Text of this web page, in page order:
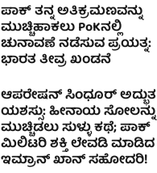
ಪಾಕ್ ತನ್ನ ಅತಿಕ್ರಮಣವನ್ನು
ಮುಚ್ಚಿಹಾಕಲು PoKನಲ್ಲಿ
ಚುನಾವಣೆ ನಡೆಸುವ ಪ್ರಯತ್ನ:
ಭಾರತ ತೀವ್ರ ಖಂಡನೆ
ಆಪರೇಷನ್ ಸಿಂಧೂರ್ ಅದ್ಭುತ
ಯಶಸ್ಸು: ಹೀನಾಯ ಸೋಲನ್ನು
ಮುಚ್ಚಿಡಲು ಸುಳ್ಳು ಕಥೆ; ಪಾಕ್
ಮಿಲಿಟರಿ ಶಕ್ತಿ ಲೇವಡಿ ಮಾಡಿದ
ಇಮ್ರಾನ್ ಖಾನ್ ಸಹೋದರಿ!